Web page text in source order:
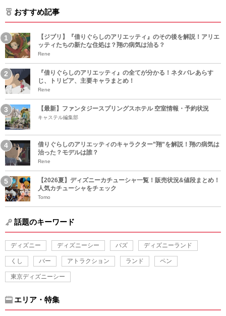
おすすめ記事
【ジブリ】『借りぐらしのアリエッティ』のその後を解説！アリエ
ッティたちの新たな住処は？翔の病気は治る？
Rene
『借りぐらしのアリエッティ』の全てが分かる！ネタバレあらす
じ、トリビア、主要キャラまとめ！
Rene
【最新】ファンタジースプリングスホテル 空室情報・予約状況
キャステル編集部
借りぐらしのアリエッティのキャラクター”翔”を解説！翔の病気は
治った？モデルは誰？
Rene
【2026夏】ディズニーカチューシャ一覧！販売状況&値段まとめ！
人気カチューシャをチェック
Tomo
話題のキーワード
ディズニー ディズニーシー バズ ディズニーランド
くし バー アトラクション ランド ペン
東京ディズニーシー
エリア・特集